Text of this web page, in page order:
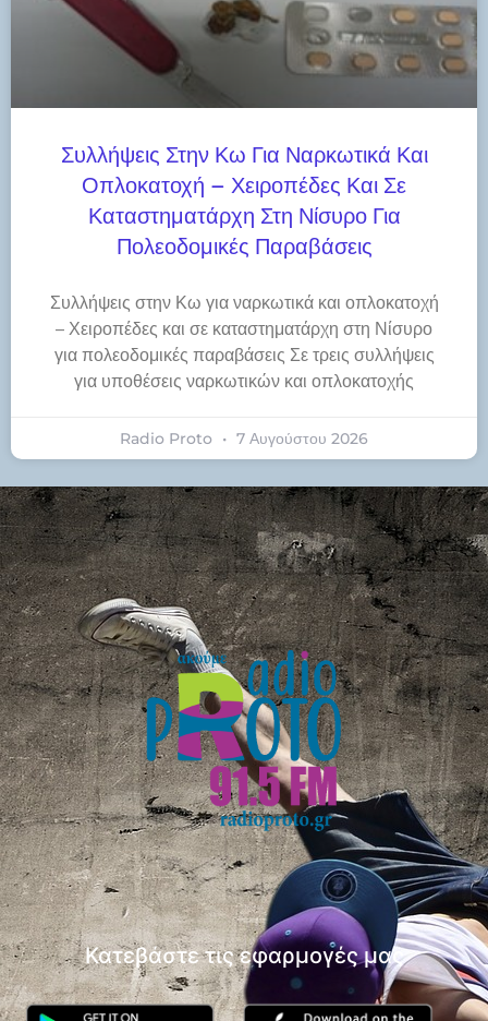
Συλλήψεις Στην Κω Για Ναρκωτικά Και
Οπλοκατοχή – Χειροπέδες Και Σε
Καταστηματάρχη Στη Νίσυρο Για
Πολεοδομικές Παραβάσεις
Συλλήψεις στην Κω για ναρκωτικά και οπλοκατοχή
– Χειροπέδες και σε καταστηματάρχη στη Νίσυρο
για πολεοδομικές παραβάσεις Σε τρεις συλλήψεις
για υποθέσεις ναρκωτικών και οπλοκατοχής
Radio Proto 7 Αυγούστου 2026
Κατεβάστε τις εφαρμογές μας